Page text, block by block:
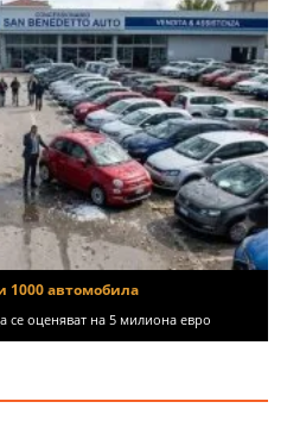
1000 автомобила
се оценяват на 5 милиона евро